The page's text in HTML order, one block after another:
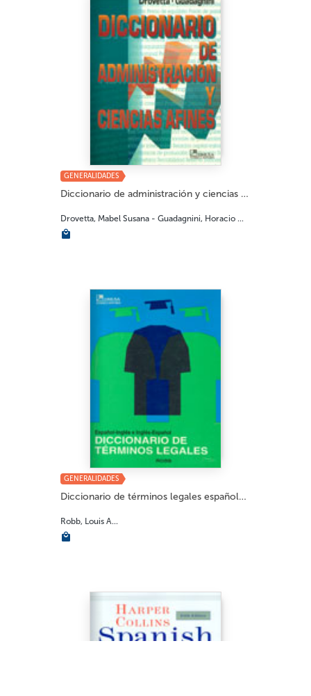
GENERALIDADES
Diccionario de administración y ciencias afi...
Drovetta, Mabel Susana - Guadagnini, Horacio ...
GENERALIDADES
Diccionario de términos legales español-ing...
Robb, Louis A...